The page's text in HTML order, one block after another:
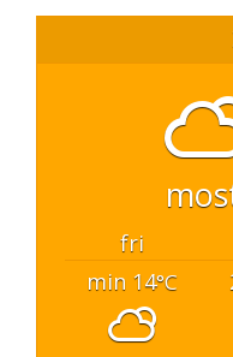
fri
min 14°C